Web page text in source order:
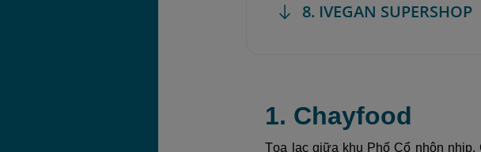
8. IVEGAN SUPERSHOP
1. Chayfood
Tọa lạc giữa khu Phố Cổ nhộn